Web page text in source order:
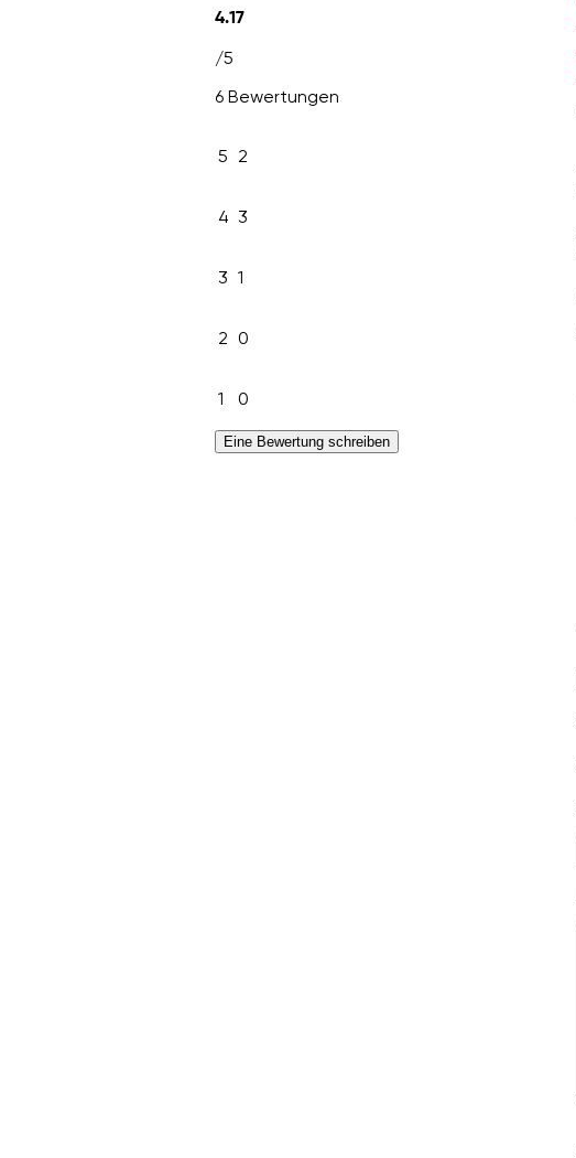
4.17
/5
6 Bewertungen
5 2
4 3
3 1
2 0
1 0
Eine Bewertung schreiben